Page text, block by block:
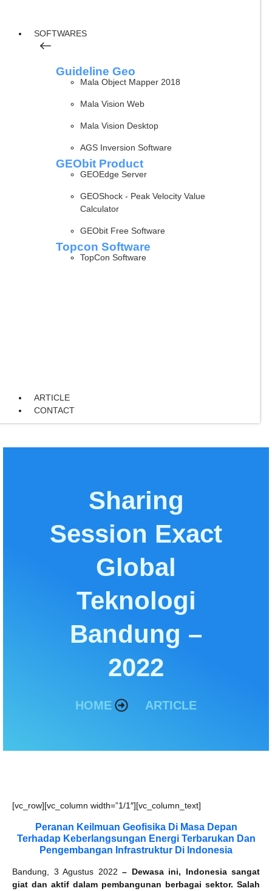
SOFTWARES
Guideline Geo
Mala Object Mapper 2018
Mala Vision Web
Mala Vision Desktop
AGS Inversion Software
GEObit Product
GEOEdge Server
GEOShock - Peak Velocity Value
Calculator
GEObit Free Software
Topcon Software
TopCon Software
ARTICLE
CONTACT
Sharing
Session Exact
Global
Teknologi
Bandung –
2022
HOME ARTICLE
[vc_row][vc_column width=”1/1″][vc_column_text]
Peranan Keilmuan Geofisika Di Masa Depan
Terhadap Keberlangsungan Energi Terbarukan Dan
Pengembangan Infrastruktur Di Indonesia
Bandung, 3 Agustus 2022 – Dewasa ini, Indonesia sangat
giat dan aktif dalam pembangunan berbagai sektor. Salah